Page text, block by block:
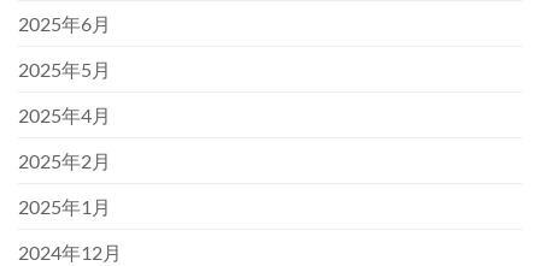
2025年6月
2025年5月
2025年4月
2025年2月
2025年1月
2024年12月